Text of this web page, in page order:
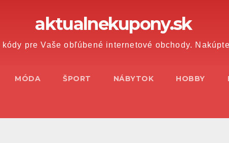
aktualnekupony.sk
pre Vaše obľúbené internetové obchody.
MÓDA ŠPORT NÁBYTOK HOBBY